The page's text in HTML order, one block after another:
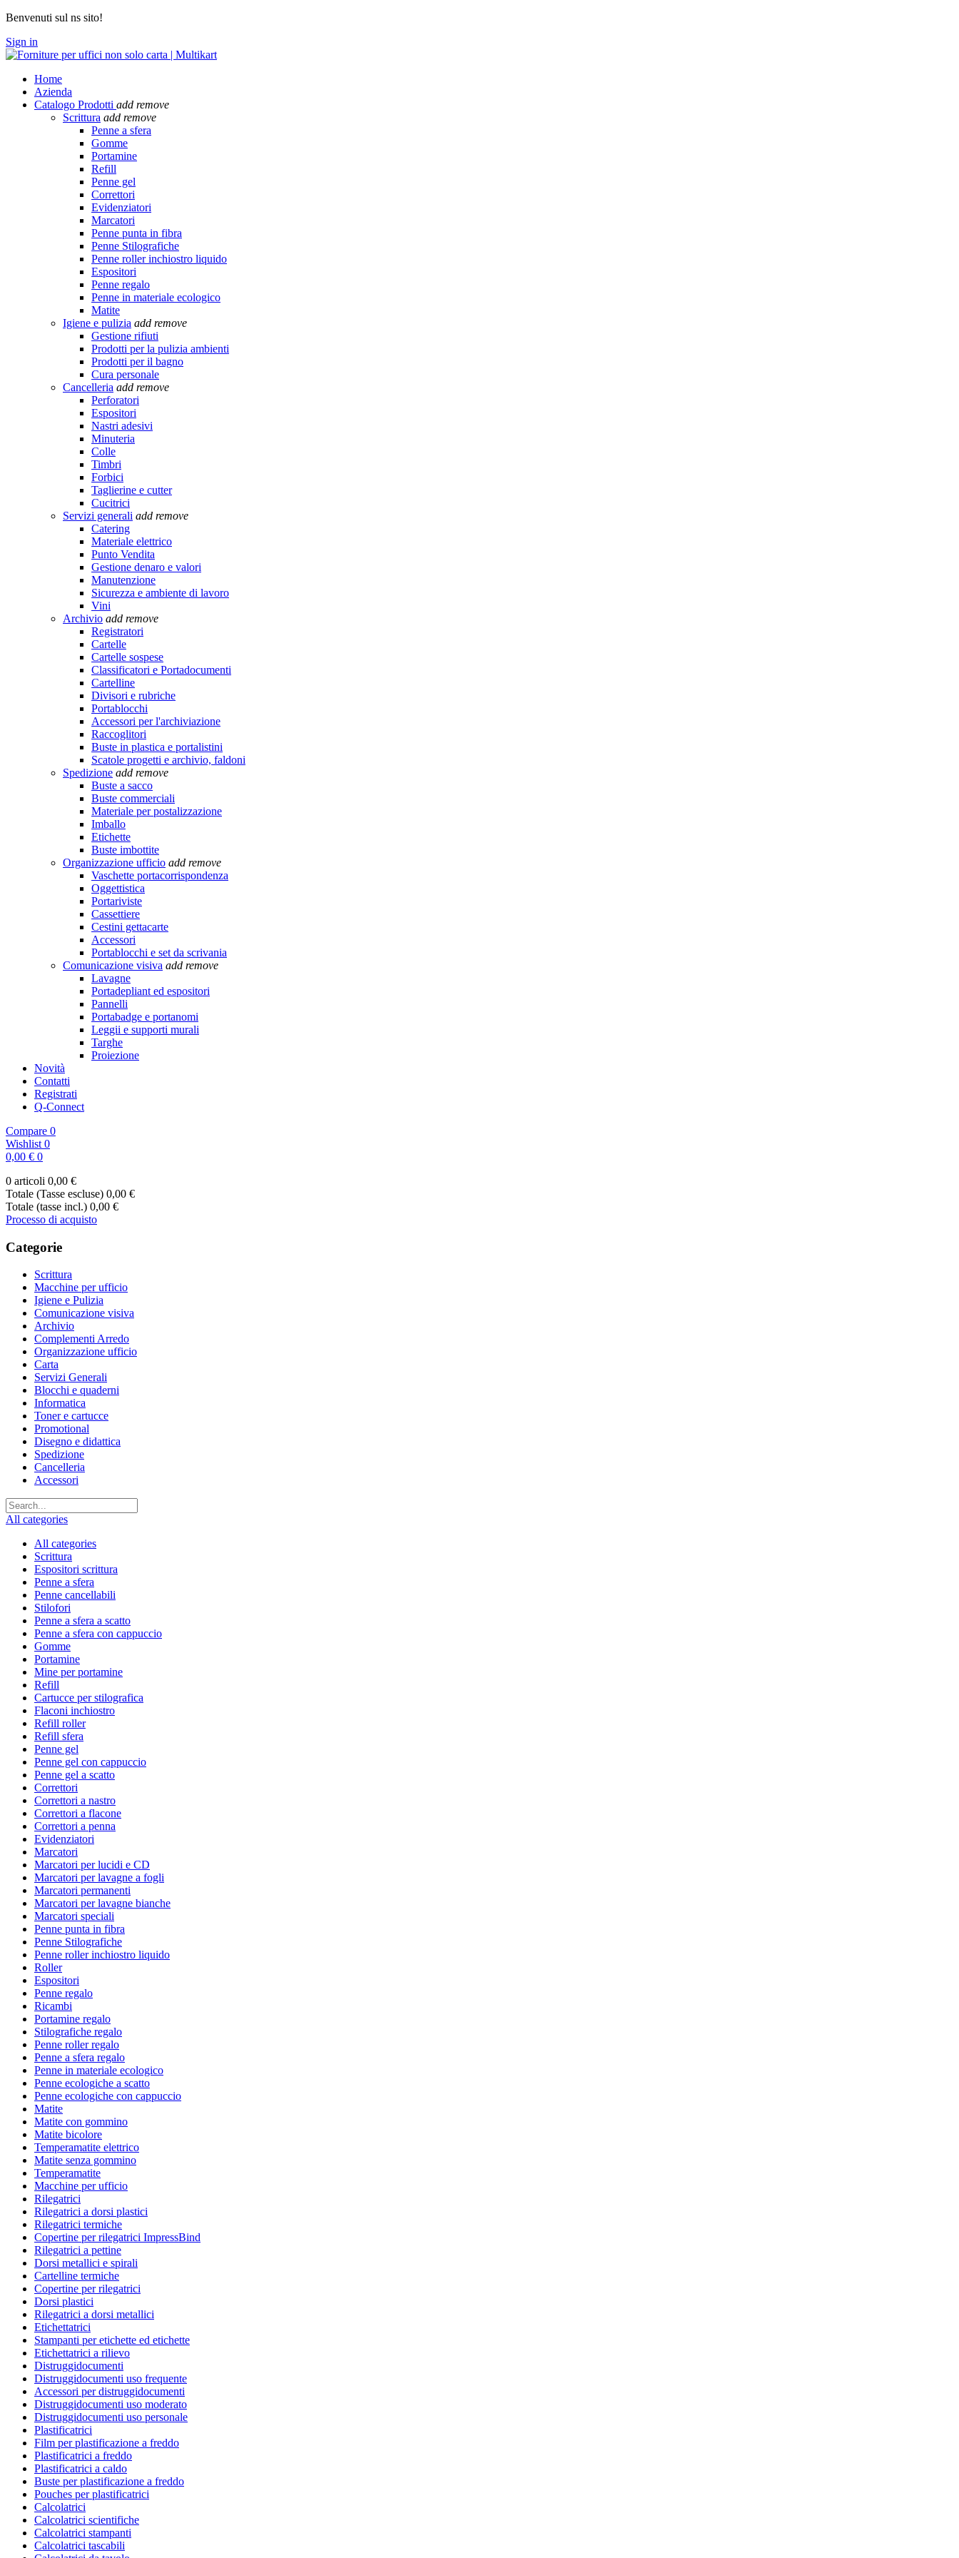
Benvenuti sul ns sito!
Sign in
Home
Azienda
Catalogo Prodotti add remove
Scrittura add remove
Penne a sfera
Gomme
Portamine
Refill
Penne gel
Correttori
Evidenziatori
Marcatori
Penne punta in fibra
Penne Stilografiche
Penne roller inchiostro liquido
Espositori
Penne regalo
Penne in materiale ecologico
Matite
Igiene e pulizia add remove
Gestione rifiuti
Prodotti per la pulizia ambienti
Prodotti per il bagno
Cura personale
Cancelleria add remove
Perforatori
Espositori
Nastri adesivi
Minuteria
Colle
Timbri
Forbici
Taglierine e cutter
Cucitrici
Servizi generali add remove
Catering
Materiale elettrico
Punto Vendita
Gestione denaro e valori
Manutenzione
Sicurezza e ambiente di lavoro
Vini
Archivio add remove
Registratori
Cartelle
Cartelle sospese
Classificatori e Portadocumenti
Cartelline
Divisori e rubriche
Portablocchi
Accessori per l'archiviazione
Raccoglitori
Buste in plastica e portalistini
Scatole progetti e archivio, faldoni
Spedizione add remove
Buste a sacco
Buste commerciali
Materiale per postalizzazione
Imballo
Etichette
Buste imbottite
Organizzazione ufficio add remove
Vaschette portacorrispondenza
Oggettistica
Portariviste
Cassettiere
Cestini gettacarte
Accessori
Portablocchi e set da scrivania
Comunicazione visiva add remove
Lavagne
Portadepliant ed espositori
Pannelli
Portabadge e portanomi
Leggii e supporti murali
Targhe
Proiezione
Novità
Contatti
Registrati
Q-Connect
Compare 0
Wishlist 0
0,00 € 0
0 articoli 0,00 €
Totale (Tasse escluse) 0,00 €
Totale (tasse incl.) 0,00 €
Processo di acquisto
Categorie
Scrittura
Macchine per ufficio
Igiene e Pulizia
Comunicazione visiva
Archivio
Complementi Arredo
Organizzazione ufficio
Carta
Servizi Generali
Blocchi e quaderni
Informatica
Toner e cartucce
Promotional
Disegno e didattica
Spedizione
Cancelleria
Accessori
All categories
All categories
Scrittura
Espositori scrittura
Penne a sfera
Penne cancellabili
Stilofori
Penne a sfera a scatto
Penne a sfera con cappuccio
Gomme
Portamine
Mine per portamine
Refill
Cartucce per stilografica
Flaconi inchiostro
Refill roller
Refill sfera
Penne gel
Penne gel con cappuccio
Penne gel a scatto
Correttori
Correttori a nastro
Correttori a flacone
Correttori a penna
Evidenziatori
Marcatori
Marcatori per lucidi e CD
Marcatori per lavagne a fogli
Marcatori permanenti
Marcatori per lavagne bianche
Marcatori speciali
Penne punta in fibra
Penne Stilografiche
Penne roller inchiostro liquido
Roller
Espositori
Penne regalo
Ricambi
Portamine regalo
Stilografiche regalo
Penne roller regalo
Penne a sfera regalo
Penne in materiale ecologico
Penne ecologiche a scatto
Penne ecologiche con cappuccio
Matite
Matite con gommino
Matite bicolore
Temperamatite elettrico
Matite senza gommino
Temperamatite
Macchine per ufficio
Rilegatrici
Rilegatrici a dorsi plastici
Rilegatrici termiche
Copertine per rilegatrici ImpressBind
Rilegatrici a pettine
Dorsi metallici e spirali
Cartelline termiche
Copertine per rilegatrici
Dorsi plastici
Rilegatrici a dorsi metallici
Etichettatrici
Stampanti per etichette ed etichette
Etichettatrici a rilievo
Distruggidocumenti
Distruggidocumenti uso frequente
Accessori per distruggidocumenti
Distruggidocumenti uso moderato
Distruggidocumenti uso personale
Plastificatrici
Film per plastificazione a freddo
Plastificatrici a freddo
Plastificatrici a caldo
Buste per plastificazione a freddo
Pouches per plastificatrici
Calcolatrici
Calcolatrici scientifiche
Calcolatrici stampanti
Calcolatrici tascabili